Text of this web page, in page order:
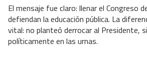
El mensaje fue claro: llenar el Congreso
defiendan la educación pública. La
vital: no planteó derrocar al Presidente,
políticamente en las urnas.